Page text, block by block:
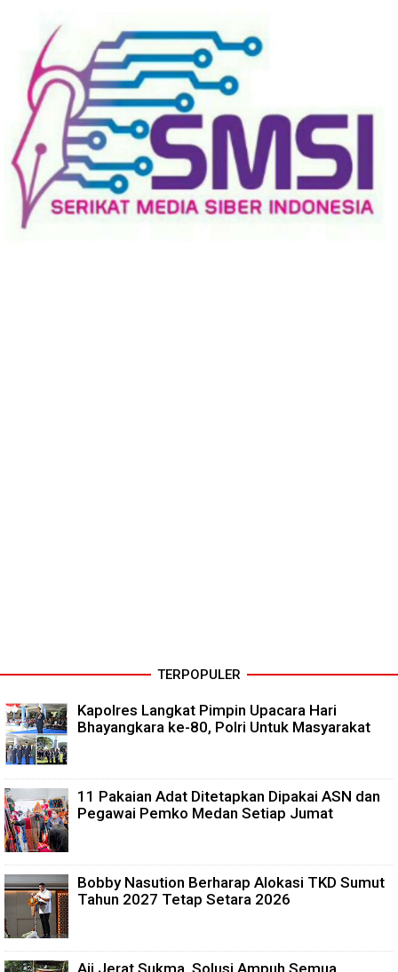
TERPOPULER
Kapolres Langkat Pimpin Upacara Hari
Bhayangkara ke-80, Polri Untuk Masyarakat
11 Pakaian Adat Ditetapkan Dipakai ASN dan
Pegawai Pemko Medan Setiap Jumat
Bobby Nasution Berharap Alokasi TKD Sumut
Tahun 2027 Tetap Setara 2026